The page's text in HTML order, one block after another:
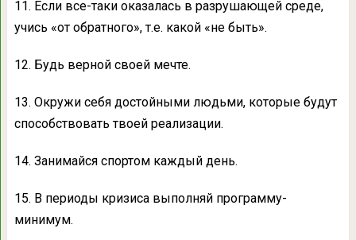
11. Если все-таки оказалась в разрушающей среде,
учись «от обратного», т.е. какой «не быть».
12. Будь верной своей мечте.
13. Окружи себя достойными людьми, которые будут
способствовать твоей реализации.
14. Занимайся спортом каждый день.
15. В периоды кризиса выполняй программу-
минимум.